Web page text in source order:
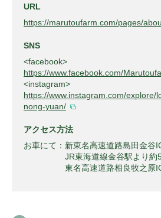
URL
https://marutoufarm.com/pages/
SNS
<facebook>
https://www.facebook.com/
<instagram>
https://www.instagram.com/
nong-yuan/
アクセス方法
お車にて：新東名高速道路島田金谷
JR東海道線金谷駅より約5
東名高速道路相良牧之原IC